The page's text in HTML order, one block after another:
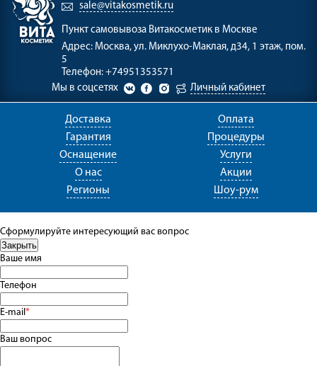
sale@vitakosmetik.ru
Пункт самовывоза Витакосметик в Москве
Адрес: Москва, ул. Миклухо-Маклая, д34, 1 этаж, пом.
5
Телефон: +74951353571
Мы в соцсетях
Личный кабинет
Доставка
Оплата
Гарантия
Процедуры
Оснащение
Услуги
О нас
Акции
Регионы
Шоу-рум
Сформулируйте интересующий вас вопрос
Ваше имя
Телефон
E-mail*
Ваш вопрос